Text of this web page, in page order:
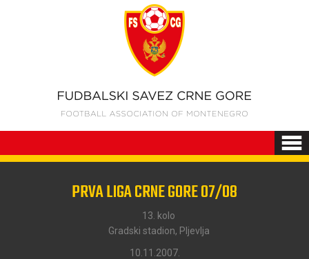
PRVA LIGA CRNE GORE 07/08
13. kolo
Gradski stadion, Pljevlja
10.11.2007.